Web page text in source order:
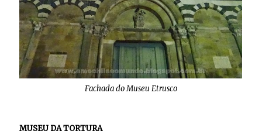
Fachada do Museu Etrusco
MUSEU DA TORTURA